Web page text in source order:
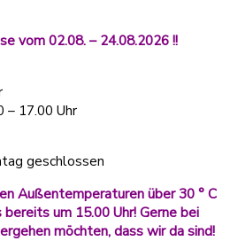
vom 02.08. – 24.08.2026 !!
– 17.00 Uhr
geschlossen
Außentemperaturen über 30 ° C
um 15.00 Uhr! Gerne bei
möchten, dass wir da sind!